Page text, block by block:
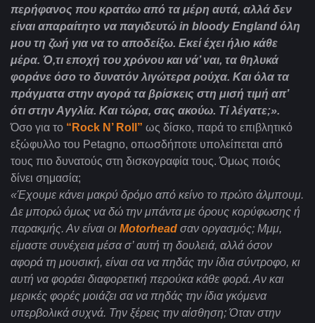
περήφανος που κρατάω από τα μέρη αυτά, αλλά δεν
είναι απαραίτητο να παγιδευτώ in bloody England όλη
μου τη ζωή για να το αποδείξω. Εκεί έχει ήλιο κάθε
μέρα. Ό,τι εποχή του χρόνου και νά’ ναι, τα θηλυκά
φοράνε όσο το δυνατόν λιγώτερα ρούχα. Και όλα τα
πράγματα στην αγορά τα βρίσκεις στη μισή τιμή απ’
ότι στην Αγγλία. Και τώρα, σας ακούω. Τί λέγατε;».
Όσο για το “ Rock N’ Roll” ως δίσκο, παρά το επιβλητικό
εξώφυλλο του Petagno, οπωσδήποτε υπολείπεται από
τους πιο δυνατούς στη δισκογραφία τους. Όμως ποιός
δίνει σημασία;
«Έχουμε κάνει μακρύ δρόμο από κείνο το πρώτο άλμπουμ.
Δε μπορώ όμως να δώ την μπάντα με όρους κορύφωσης ή
παρακμής. Αν είναι οι Motorhead σαν οργασμός; Μμμ,
είμαστε συνέχεια μέσα σ’ αυτή τη δουλειά, αλλά όσον
αφορά τη μουσική, είναι σα να πηδάς την ίδια σύντροφο, κι
αυτή να φοράει διαφορετική περούκα κάθε φορά. Αν και
μερικές φορές μοιάζει σα να πηδάς την ίδια γκόμενα
υπερβολικά συχνά. Την ξέρεις την αίσθηση; Όταν στην